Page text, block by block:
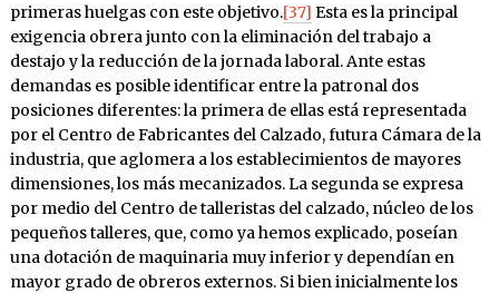
primeras huelgas con este objetivo.[37] Esta es la principal
exigencia obrera junto con la eliminación del trabajo a
destajo y la reducción de la jornada laboral. Ante estas
demandas es posible identificar entre la patronal dos
posiciones diferentes: la primera de ellas está representada
por el Centro de Fabricantes del Calzado, futura Cámara de la
industria, que aglomera a los establecimientos de mayores
dimensiones, los más mecanizados. La segunda se expresa
por medio del Centro de talleristas del calzado, núcleo de los
pequeños talleres, que, como ya hemos explicado, poseían
una dotación de maquinaria muy inferior y dependían en
mayor grado de obreros externos. Si bien inicialmente los